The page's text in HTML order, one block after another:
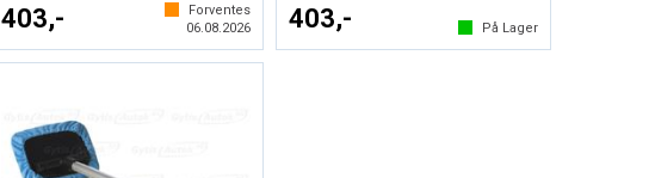
403,-
Forventes
06.08.2026
403,- På Lager